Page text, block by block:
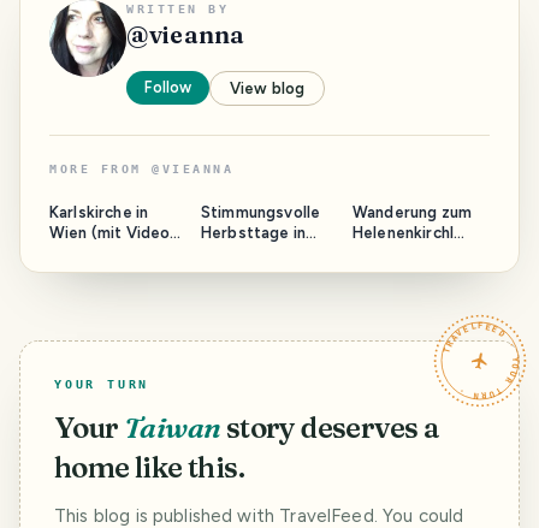
WRITTEN BY
@vieanna
Follow View blog
MORE FROM @ VIEANNA
Karlskirche in
Wien (mit Video)
Church in Vienna
Stimmungsvolle
Herbsttage in
Atmospheric
Wanderung zum
Helenenkirchl
Österreich) //
Church St. Helena
Tyrol/Austria)TRAVELFEED · YOUR TURN ·
YOUR TURN
Your Taiwan story deserves a
home like this.
This blog is published with TravelFeed. You could